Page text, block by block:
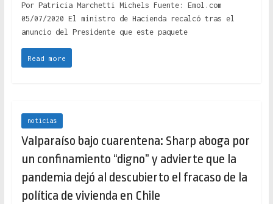
Por Patricia Marchetti Michels Fuente: Emol.com
05/07/2020 El ministro de Hacienda recalcó tras el
anuncio del Presidente que este paquete
Read more
noticias
Valparaíso bajo cuarentena: Sharp aboga por
un confinamiento “digno” y advierte que la
pandemia dejó al descubierto el fracaso de la
política de vivienda en Chile